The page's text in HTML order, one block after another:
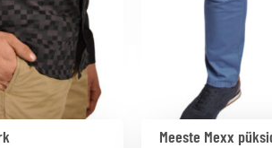
Meeste Mexx